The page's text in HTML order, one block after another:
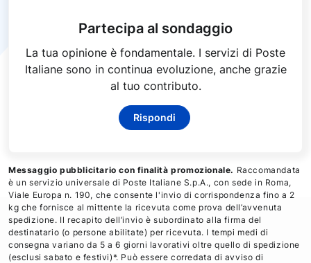
Partecipa al sondaggio
La tua opinione è fondamentale. I servizi di Poste
Italiane sono in continua evoluzione, anche grazie
al tuo contributo.
Rispondi
Messaggio pubblicitario con finalità promozionale. Raccomandata
è un servizio universale di Poste Italiane S.p.A., con sede in Roma,
Viale Europa n. 190, che consente l'invio di corrispondenza fino a 2
kg che fornisce al mittente la ricevuta come prova dell’avvenuta
spedizione. Il recapito dell’invio è subordinato alla firma del
destinatario (o persone abilitate) per ricevuta. I tempi medi di
consegna variano da 5 a 6 giorni lavorativi oltre quello di spedizione
(esclusi sabato e festivi)*. Può essere corredata di avviso di